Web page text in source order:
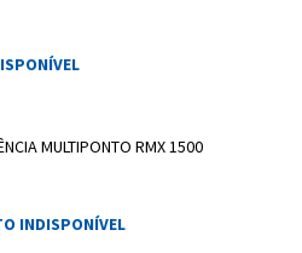
MULTIPONTO RMX 1500
INDISPONÍVEL